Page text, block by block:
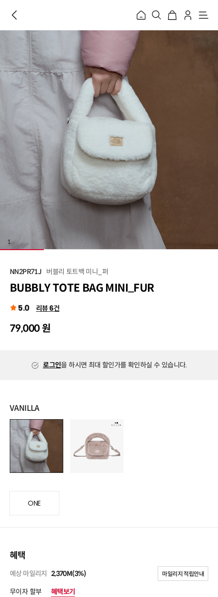
홈
메
1/5
NN2PR71J 버블리 토트백 미니_퍼
BUBBLY TOTE BAG MINI_FUR
5.0 리뷰 6건
79,000 원
로그인을 하시면 최대 할인가를 확인하실 수 있습니다.
VANILLA
ONE
혜택
예상 마일리지 2,370M(3%) 마일리지 적립안내
무이자 할부
혜택보기